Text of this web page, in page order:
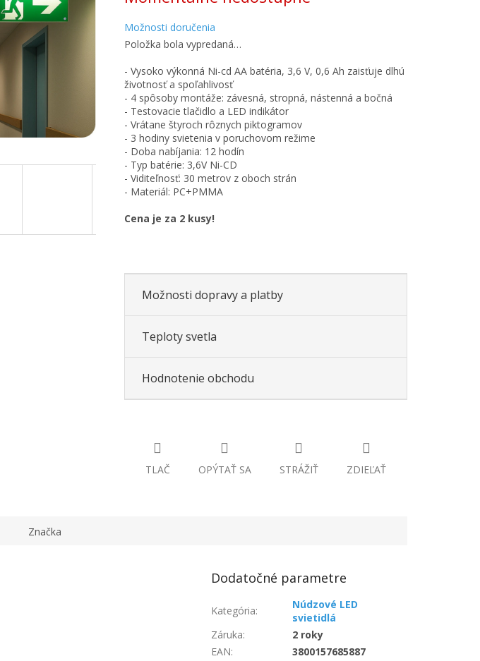
Možnosti doručenia
Položka bola vypredaná…
- Vysoko výkonná Ni-cd AA batéria, 3,6 V, 0,6 Ah zaisťuje dlhú
životnosť a spoľahlivosť
- 4 spôsoby montáže: závesná, stropná, nástenná a bočná
- Testovacie tlačidlo a LED indikátor
- Vrátane štyroch rôznych piktogramov
- 3 hodiny svietenia v poruchovom režime
- Doba nabíjania: 12 hodín
- Typ batérie: 3,6V Ni-CD
- Viditeľnosť: 30 metrov z oboch strán
- Materiál: PC+PMMA
Cena je za 2 kusy!
Možnosti dopravy a platby
Teploty svetla
Hodnotenie obchodu
TLAČ OPÝTAŤ SA STRÁŽIŤ ZDIEĽAŤ
Značka
Dodatočné parametre
Kategória:
Núdzové LED
svietidlá
Záruka:
2 roky
EAN:
3800157685887